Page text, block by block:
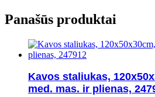
Panašūs produktai
Kavos staliukas,
med. mas. ir plienas,